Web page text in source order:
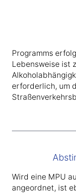
Eine Abstinenz
einer MPU
Programms
Lebensweise ist
erforderlich, um
Wird eine MPU
angeordnet, ist